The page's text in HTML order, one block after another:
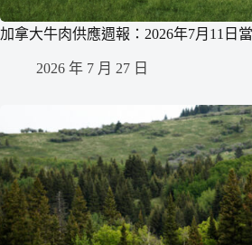
加拿大牛肉供應週報：2026年7月11日
2026 年 7 月 27 日